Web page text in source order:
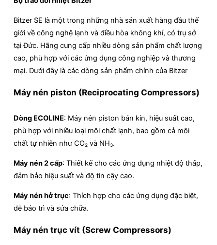
Bitzer SE là một trong những nhà sản xuất hàng đầu thế
giới về công nghệ lạnh và điều hòa không khí, có trụ sở
tại Đức. Hãng cung cấp nhiều dòng sản phẩm chất lượng
cao, phù hợp với các ứng dụng công nghiệp và thương
mại. Dưới đây là các dòng sản phẩm chính của Bitzer
Máy nén piston (Reciprocating Compressors)
Dòng ECOLINE: Máy nén piston bán kín, hiệu suất cao,
phù hợp với nhiều loại môi chất lạnh, bao gồm cả môi
chất tự nhiên như CO₂ và NH₃.
Máy nén 2 cấp: Thiết kế cho các ứng dụng nhiệt độ thấp,
đảm bảo hiệu suất và độ tin cậy cao.
Máy nén hở trục: Thích hợp cho các ứng dụng đặc biệt,
dễ bảo trì và sửa chữa.
Máy nén trục vít (Screw Compressors)